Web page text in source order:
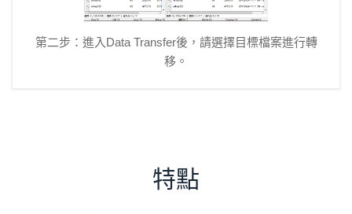
第二步：進入Data Transfer後，請選擇目標檔案進行轉
移。
特點